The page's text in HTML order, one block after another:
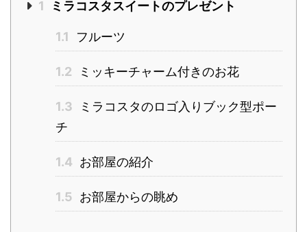
1 ミラコスタスイートのプレゼント
1.1 フルーツ
1.2 ミッキーチャーム付きのお花
1.3
ミラコスタのロゴ入りブック型ポー
チ
1.4 お部屋の紹介
1.5 お部屋からの眺め